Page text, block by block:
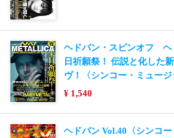
ヘドバン・スピンオフ
日祈願祭！ 伝説と化した
ヴ！〈シンコー・ミュージ
¥ 1,540
ヘドバン Vol.40〈シンコ